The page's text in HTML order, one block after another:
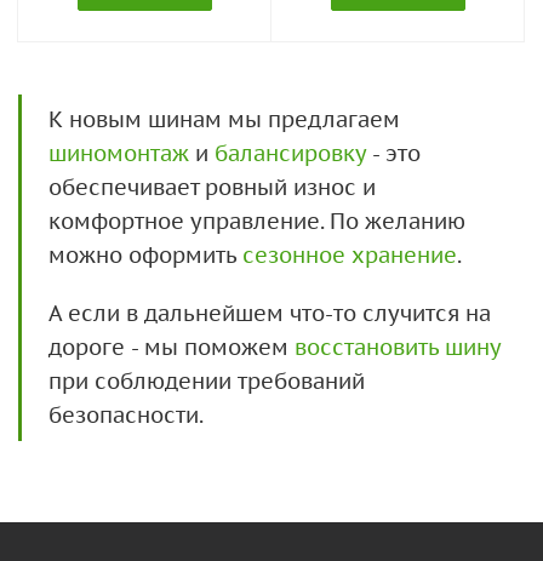
К новым шинам мы предлагаем
шиномонтаж и балансировку- это
обеспечивает ровный износ и
комфортное управление. По желанию
можно оформить сезонное хранение.
А если в дальнейшем что-то случится на
дороге - мы поможем восстановить шину
при соблюдении требований
безопасности.